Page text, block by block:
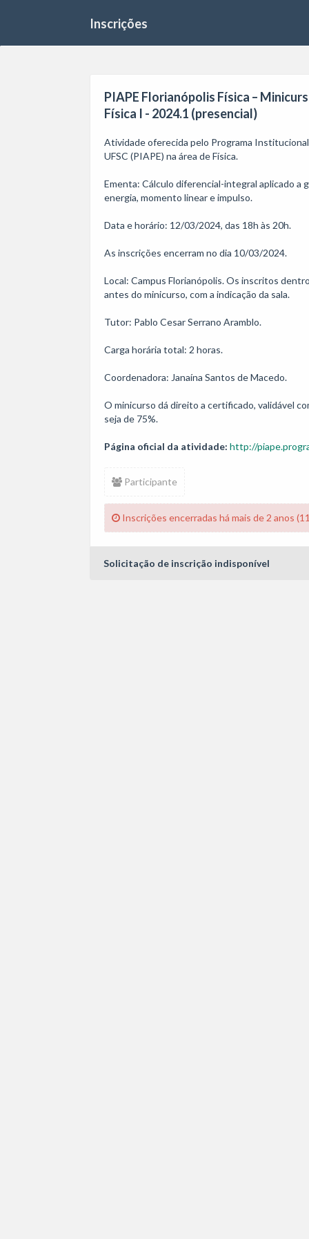
Inscrições
PIAPE Florianópolis Física –
Física I - 2024.1 (presencial)
Atividade oferecida pelo Programa
UFSC (PIAPE) na área de Física.
Ementa: Cálculo diferencial-integral aplicado a
energia, momento linear e impulso.
Data e horário: 12/03/2024, das 18h às 20h.
As inscrições encerram no dia 10/03/2024.
Local: Campus Florianópolis. Os inscritos
antes do minicurso, com a indicação da sala.
Tutor: Pablo Cesar Serrano Aramblo.
Carga horária total: 2 horas.
Coordenadora: Janaína Santos de Macedo.
O minicurso dá direito a certificado, validável
Página oficial da atividade: http://
Participante
Inscrições encerradas há mais de 2 anos
Solicitação de inscrição indisponível